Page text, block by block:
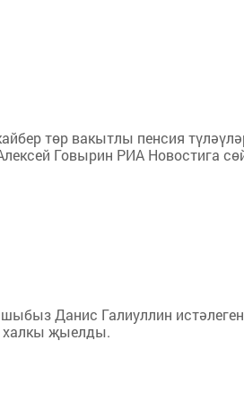
төр вакытлы пенсия
Говырин РИА Новостига
Данис Галиуллин
халкы җыелды.